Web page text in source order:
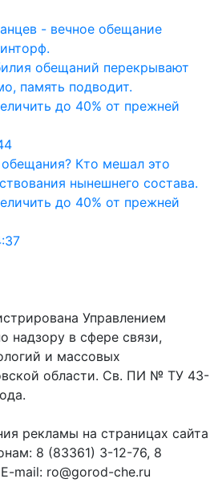
- вечное обещание
обещаний перекрывают
память подводит.
до 40% от прежней
Кто мешал это
нынешнего состава.
до 40% от прежней
Управлением
надзору в сфере связи,
и массовых
области. Св. ПИ № ТУ 43-
рекламы на страницах сайта
8 (83361) 3-12-76, 8
mail: ro@gorod-che.ru